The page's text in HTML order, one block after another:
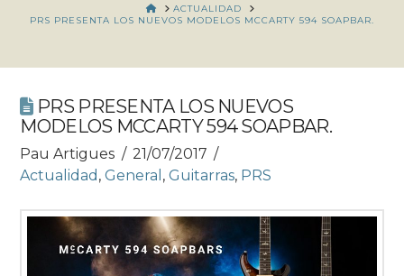
HOMEACTUALIDAD
PRS PRESENTA LOS NUEVOS MODELOS MCCARTY 594 SOAPBAR.
PRS PRESENTA LOS NUEVOS
MODELOS MCCARTY 594 SOAPBAR.
Pau Artigues
21/07/2017
Actualidad ,General ,Guitarras, PRS